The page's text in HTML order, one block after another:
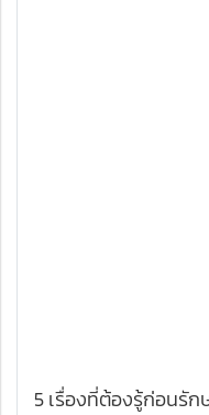
5 เรื่องที่ต้องรู้ก่อนรัก